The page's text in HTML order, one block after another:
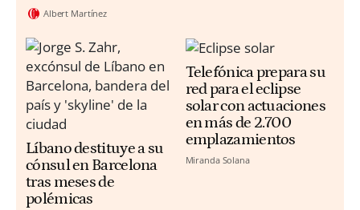
Albert Martínez
Líbano destituye a su
cónsul en Barcelona
tras meses de
polémicas
Telefónica prepara su
red para el eclipse
solar con actuaciones
en más de 2.700
emplazamientos
Miranda Solana